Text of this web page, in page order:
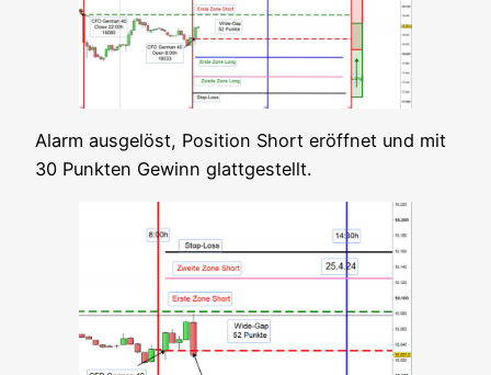
Alarm aus­ge­löst, Posi­ti­on Short eröff­net und mit
30 Punk­ten Gewinn glattgestellt.